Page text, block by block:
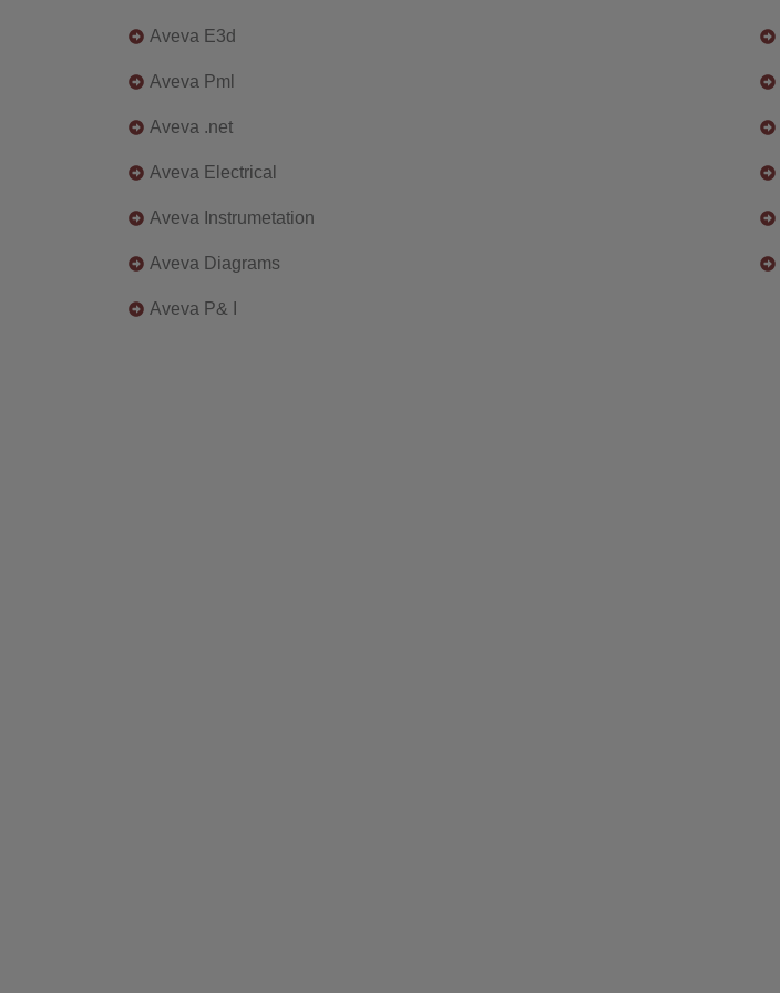
Aveva E3d
Aveva Pml
Aveva .net
Aveva Electrical
Aveva Instrumetation
Aveva Diagrams
Aveva P& I